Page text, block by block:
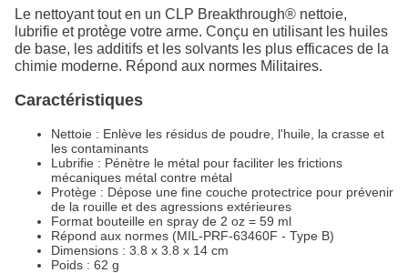
Le nettoyant tout en un CLP Breakthrough® nettoie,
lubrifie et protège votre arme. Conçu en utilisant les huiles
de base, les additifs et les solvants les plus efficaces de la
chimie moderne. Répond aux normes Militaires.
Caractéristiques
Nettoie : Enlève les résidus de poudre, l'huile, la crasse et
les contaminants
Lubrifie : Pénètre le métal pour faciliter les frictions
mécaniques métal contre métal
Protège : Dépose une fine couche protectrice pour prévenir
de la rouille et des agressions extérieures
Format bouteille en spray de 2 oz = 59 ml
Répond aux normes (MIL-PRF-63460F - Type B)
Dimensions : 3.8 x 3.8 x 14 cm
Poids : 62 g